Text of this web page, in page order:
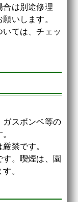
合は別途修理
いします。
ては、チェッ
ガスボンベ等の
禁です。
。喫煙は、園
。